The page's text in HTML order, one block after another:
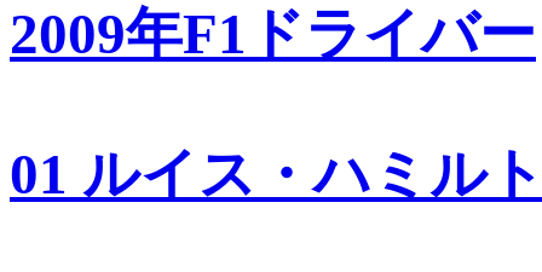
2009年F1ドライバー
01 ルイス・ハミル